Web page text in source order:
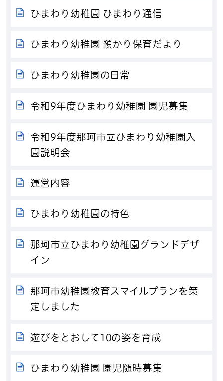
ひまわり幼稚園 ひまわり通信
ひまわり幼稚園 預かり保育だより
ひまわり幼稚園の日常
令和9年度ひまわり幼稚園 園児募集
令和9年度那珂市立ひまわり幼稚園入
園説明会
運営内容
ひまわり幼稚園の特色
那珂市立ひまわり幼稚園グランドデザ
イン
那珂市幼稚園教育スマイルプランを策
定しました
遊びをとおして10の姿を育成
ひまわり幼稚園 園児随時募集